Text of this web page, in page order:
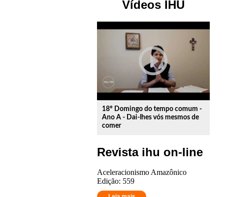
Vídeos IHU
play_circle_outline
18º Domingo do tempo comum -
Ano A - Dai-lhes vós mesmos de
comer
Revista ihu on-line
Aceleracionismo Amazônico
Edição: 559